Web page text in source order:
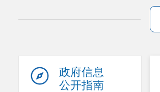
政府信息
公开指南